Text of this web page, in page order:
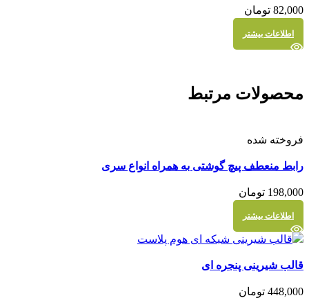
82,000 تومان
اطلاعات بیشتر
محصولات مرتبط
فروخته شده
نمایش سریع
رابط منعطف پیچ گوشتی به همراه انواع سری
198,000 تومان
اطلاعات بیشتر
نمایش سریع
قالب شیرینی پنجره ای
448,000 تومان